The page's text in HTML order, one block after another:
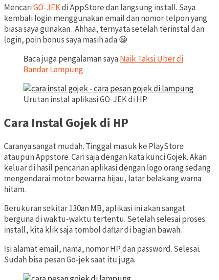
MencariGO-JEKdi AppStore dan langsung install. Saya
kembali login menggunakan email dan nomor telpon yang
biasa saya gunakan. Ahhaa, ternyata setelah terinstal dan
login, poin bonus saya masih ada 😀
Baca juga pengalaman sayaNaik Taksi Uber di
Bandar Lampung
Urutan instal aplikasi GO-JEK di HP.
Cara Instal Gojek di HP
Caranya sangat mudah. Tinggal masuk ke PlayStore
ataupun Appstore. Cari saja dengan kata kunci Gojek. Akan
keluar di hasil pencarian aplikasi dengan logo orang sedang
mengendarai motor bewarna hijau, latar belakang warna
hitam.
Berukuran sekitar 130an MB, aplikasi ini akan sangat
berguna di waktu-waktu tertentu. Setelah selesai proses
install, kita klik saja tombol daftar di bagian bawah.
Isi alamat email, nama, nomor HP dan password. Selesai.
Sudah bisa pesan Go-jek saat itu juga.